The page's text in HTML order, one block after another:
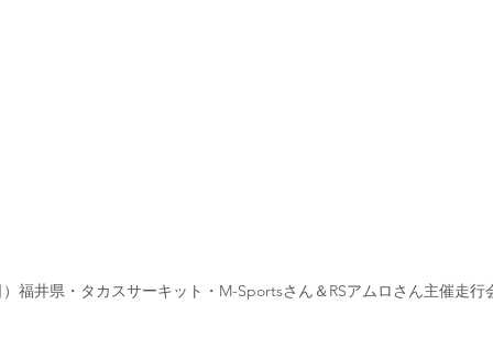
福井県・タカスサーキット・M-Sportsさん＆RSアムロさん主催走行